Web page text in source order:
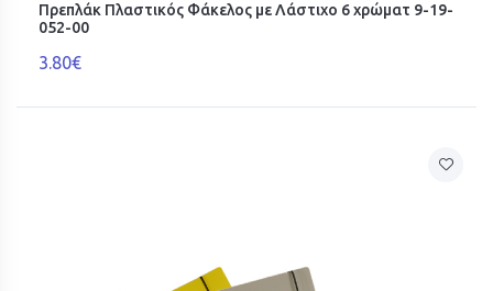
Πρεπλάκ Πλαστικός Φάκελος με Λάστιχο 6 χρώματ 9-19-
052-00
3.80€